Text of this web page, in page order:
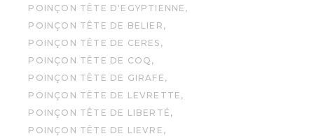
POINÇON TÊTE D'EGYPTIENNE
POINÇON TÊTE DE BELIER
POINÇON TÊTE DE CERES
POINÇON TÊTE DE COQ
POINÇON TÊTE DE GIRAFE
POINÇON TÊTE DE LEVRETTE
POINÇON TÊTE DE LIBERTÉ
POINÇON TÊTE DE LIEVRE